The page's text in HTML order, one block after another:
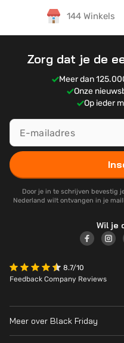
144 Winkels
Zorg dat je de
Meer dan
Onze
Op ieder
Door je in te schrijven bevestig
Nederland wilt ontvangen in je
Wil je
8.7/10
Feedback Company Reviews
Meer over Black Friday